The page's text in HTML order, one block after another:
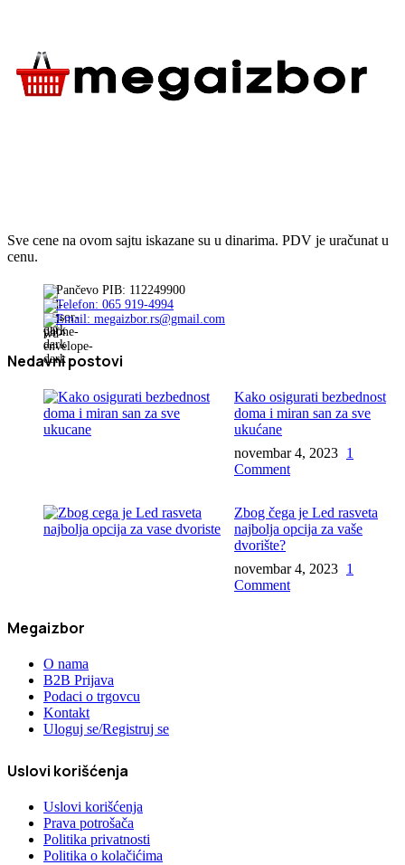
Sve cene na ovom sajtu iskazane su u dinarima. PDV je uračunat u
cenu.
Pančevo PIB: 112249900
Telefon: 065 919-4994
Email: megaizbor.rs@gmail.com
Nedavni postovi
Kako osigurati bezbednost
doma i miran san za sve
ukućane
novembar 4, 2023 1
Comment
Zbog čega je Led rasveta
najbolja opcija za vaše
dvorište?
novembar 4, 2023 1
Comment
Megaizbor
O nama
B2B Prijava
Podaci o trgovcu
Kontakt
Uloguj se/Registruj se
Uslovi korišćenja
Uslovi korišćenja
Prava potrošača
Politika privatnosti
Politika o kolačićima